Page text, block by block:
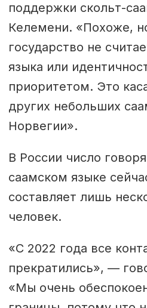
Финский
жестовый язык,
шведский
карельский —
с долгой
В Финляндии
языков Финляндии
поддержки скольт-
Келемени. «Похоже,
государство не
языка или
приоритетом. Это
других небольших
Норвегии».
В России число
саамском языке
составляет лишь
человек.
«С 2022 года все
прекратились», —
«Мы очень